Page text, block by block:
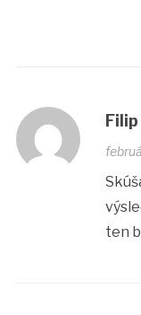
Filip
ten